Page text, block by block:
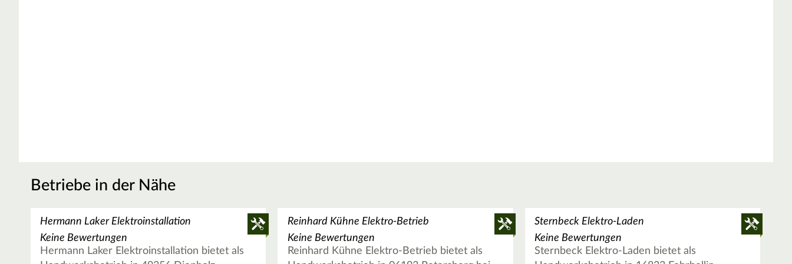
Betriebe in der Nähe
Hermann Laker Elektroinstallation
Keine Bewertungen
Hermann Laker Elektroinstallation bietet als
Reinhard Kühne Elektro-Betrieb
Keine Bewertungen
Reinhard Kühne Elektro-Betrieb bietet als
Sternbeck Elektro-Laden
Keine Bewertungen
Sternbeck Elektro-Laden bietet als